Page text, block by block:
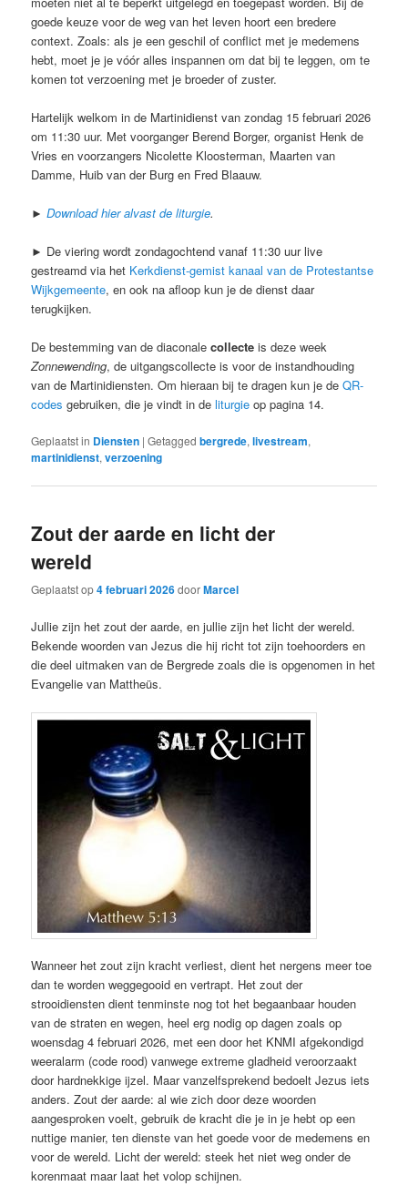
goede keuze voor de weg van het leven hoort een bredere
context. Zoals: als je een geschil of conflict met je medemens
hebt, moet je je vóór alles inspannen om dat bij te leggen, om te
komen tot verzoening met je broeder of zuster.
Hartelijk welkom in de Martinidienst van zondag 15 februari 2026
om 11:30 uur. Met voorganger Berend Borger, organist Henk de
Vries en voorzangers Nicolette Kloosterman, Maarten van
Damme, Huib van der Burg en Fred Blaauw.
►Download hier alvast de liturgie.
► De viering wordt zondagochtend vanaf 11:30 uur live
gestreamd via het Kerkdienst-gemist kanaal van de Protestantse
Wijkgemeente, en ook na afloop kun je de dienst daar
terugkijken.
De bestemming van de diaconalecollecte is deze week
Zonnewending, de uitgangscollecte is voor de instandhouding
van de Martinidiensten. Om hieraan bij te dragen kun je deQR-
codes gebruiken, die je vindt in deliturgie op pagina 14.
Geplaatst in Diensten |Getagged bergrede,livestream,
martinidienst,verzoening
Zout der aarde en licht der
wereld
Geplaatst op4 februari 2026doorMarcel
Jullie zijn het zout der aarde, en jullie zijn het licht der wereld.
Bekende woorden van Jezus die hij richt tot zijn toehoorders en
die deel uitmaken van de Bergrede zoals die is opgenomen in het
Evangelie van Mattheüs.
Wanneer het zout zijn kracht verliest, dient het nergens meer toe
dan te worden weggegooid en vertrapt. Het zout der
strooidiensten dient tenminste nog tot het begaanbaar houden
van de straten en wegen, heel erg nodig op dagen zoals op
woensdag 4 februari 2026, met een door het KNMI afgekondigd
weeralarm (code rood) vanwege extreme gladheid veroorzaakt
door hardnekkige ijzel. Maar vanzelfsprekend bedoelt Jezus iets
anders. Zout der aarde: al wie zich door deze woorden
aangesproken voelt, gebruik de kracht die je in je hebt op een
nuttige manier, ten dienste van het goede voor de medemens en
voor de wereld. Licht der wereld: steek het niet weg onder de
korenmaat maar laat het volop schijnen.